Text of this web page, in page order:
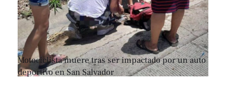
Motociclista muere tras ser impactado por un auto
deportivo en San Salvador